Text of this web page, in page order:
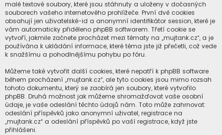
malé textové soubory, které jsou stáhnuty a uloženy v dočasných
souborech vašeho internetového prohlížeče. První dvě cookies
obsahují jen uživatelské-id a anonymní identifikátor session, které je
vám automaticky přiděleno phpBB softwarem. Třetí cookie se
vytvoří, jakmile začnete procházet mezi tématy na „mujtank.cz“, a je
používána k ukládání informace, které téma jste již přečetli, což vede
k snažšímu a pohodlnějšímu pohybu po fóru.
Můžeme také vytvořit další cookies, které nepatří k phpBB software
během procházení „mujtank.cz“, ale tyto cookies jsou mimo rozsah
tohoto dokumentu, který se zaobírá jen soubory, které vytvořilo
phpBB. Druhá možnost jak můžeme shromažďovat vaše osobní
údaje, je vaše odeslání těchto údajů nám. Toto může zahrnovat:
odeslání příspěvků jako anonymní uživatel, registrace na
„mujtank.cz“ a odeslání příspěvků po vaší registrace, když jste
přihlášeni.